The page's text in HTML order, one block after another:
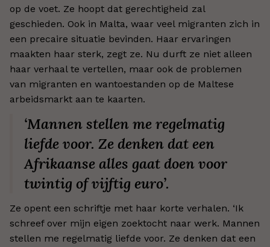
op de voet. Ze hoopt dat gerechtigheid zal
geschieden. Ook in Malta, waar veel migranten zich in
een precaire situatie bevinden. Haar ervaringen
maakten haar sterk, zegt ze. Nu durft ze niet alleen
haar verhaal te vertellen, maar ook de problemen
van migranten en wantoestanden op de Maltese
arbeidsmarkt aan te kaarten.
‘Mannen stellen me regelmatig
liefde voor. Ze denken dat een
Afrikaanse alles gaat doen voor
twintig of vijftig euro’.
Ze opent een schriftje met haar korte verhalen. ‘Ik
schreef over mijn eigen zoektocht naar werk. Mannen
stellen me regelmatig liefde voor. Ze denken dat een